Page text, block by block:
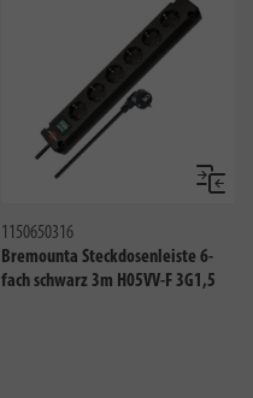
1150650316
Bremounta Steckdosenleiste 6-
fach schwarz 3m H05VV-F 3G1,5